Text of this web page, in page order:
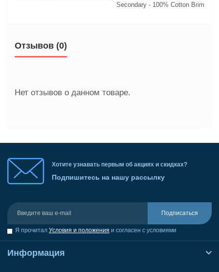
Secondary - 100% Cotton Brim
Отзывов (0)
Нет отзывов о данном товаре.
Хотите узнавать первым об акциях и скидках?
Подпишитесь на нашу рассылку
Подписаться
Я прочитал Условия и положения и согласен с условиями
Информация